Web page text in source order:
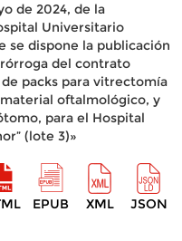
de 2024, de la
Universitario
se dispone la publicación
del contrato
packs para vitrectomía
oftalmológico, y
para el Hospital
(lote 3)»
EPUB XML JSON